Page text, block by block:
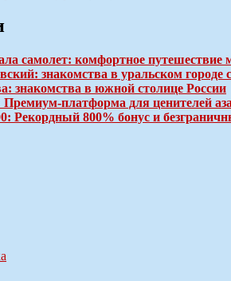
самолет: комфортное путешествие
знакомства в уральском
знакомства в южной столице России
платформа для ценителей
Рекордный 800% бонус и